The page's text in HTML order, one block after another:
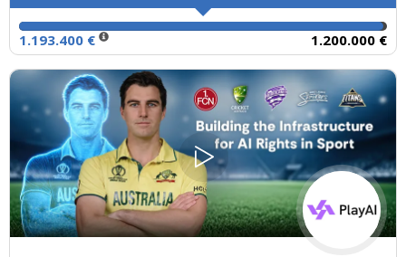
1.193.400 € 1.200.000 €